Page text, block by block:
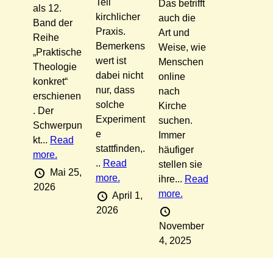
als 12.
Band der
Reihe
„Praktische
Theologie
konkret“
erschienen
. Der
Schwerpun
kt... Read
more.
Mai 25,
2026
kirchlicher
Praxis.
Bemerkens
wert ist
dabei nicht
nur, dass
solche
Experiment
e
stattfinden,.
.. Read
more.
April 1,
2026
Das betrifft
auch die
Art und
Weise, wie
Menschen
online
nach
Kirche
suchen.
Immer
häufiger
stellen sie
ihre... Read
more.
November
4, 2025